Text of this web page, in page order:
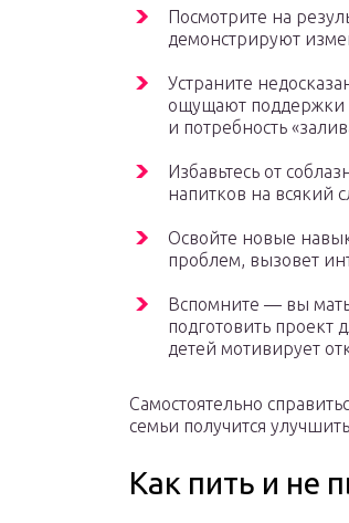
Посмотрите на
демонстрируют
Устраните
ощущают поддержки
и потребность
Избавьтесь от
напитков на всякий
Освойте новые
проблем, вызовет
Вспомните — вы
подготовить проект
детей мотивирует
Самостоятельно
семьи получится
Как пить и не